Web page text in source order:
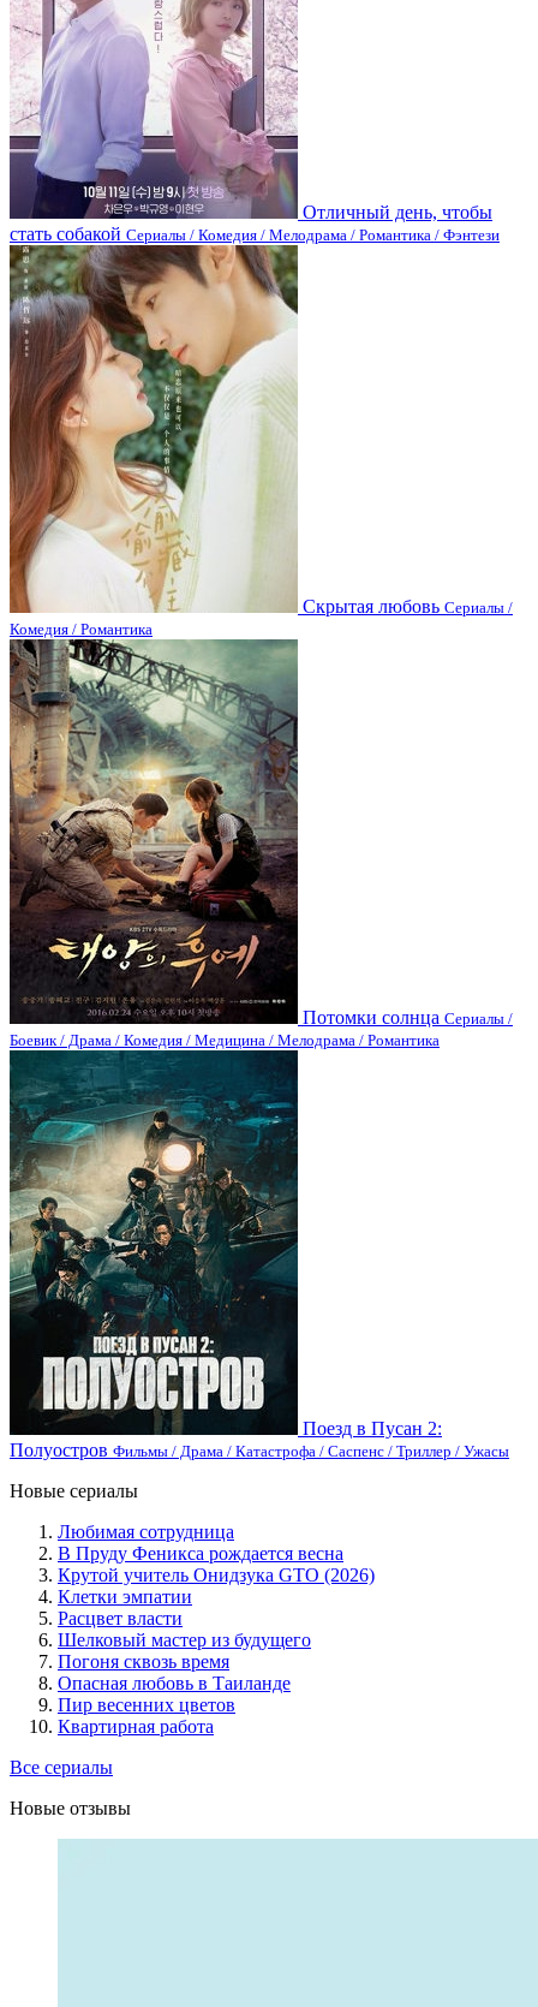
Отличный день, чтобы
стать собакой Сериалы / Комедия / Мелодрама / Романтика / Фэнтези
Скрытая любовь Сериалы /
Комедия / Романтика
Потомки солнца Сериалы /
Боевик / Драма / Комедия / Медицина / Мелодрама / Романтика
Поезд в Пусан 2:
Полуостров Фильмы / Драма / Катастрофа / Саспенс / Триллер / Ужасы
Новые сериалы
Любимая сотрудница
В Пруду Феникса рождается весна
Крутой учитель Онидзука GTO (2026)
Клетки эмпатии
Расцвет власти
Шелковый мастер из будущего
Погоня сквозь время
Опасная любовь в Таиланде
Пир весенних цветов
Квартирная работа
Все сериалы
Новые отзывы